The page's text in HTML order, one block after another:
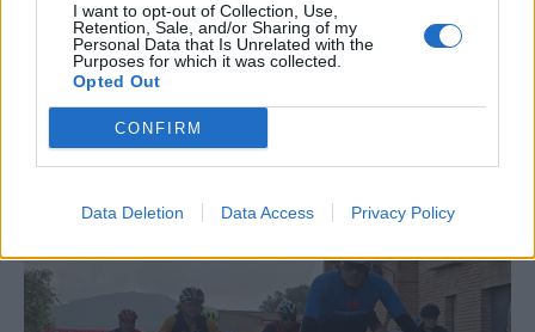
I want to opt-out of Collection, Use,
Retention, Sale, and/or Sharing of my
Personal Data that Is Unrelated with the
Purposes for which it was collected.
Opted Out
CONFIRM
Data Deletion Data Access Privacy Policy
La Cursa de l’Aldea segona d’etiqueta d’or de la
09 maig 2026